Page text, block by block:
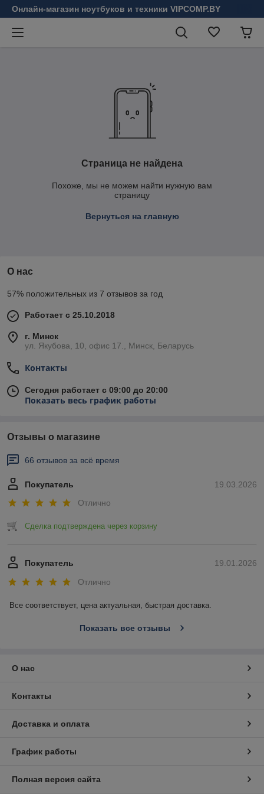
Онлайн-магазин ноутбуков и техники VIPCOMP.BY
Страница не найдена
Похоже, мы не можем найти нужную вам
страницу
Вернуться на главную
О нас
57% положительных из 7 отзывов за год
Работает с 25.10.2018
г. Минск
ул. Якубова, 10, офис 17., Минск, Беларусь
Контакты
Сегодня работает с 09:00 до 20:00
Показать весь график работы
Отзывы о магазине
66 отзывов за всё время
19.03.2026
Покупатель
Отлично
Сделка подтверждена через корзину
19.01.2026
Покупатель
Отлично
Все соответствует, цена актуальная, быстрая доставка.
Показать все отзывы
О нас
Контакты
Доставка и оплата
График работы
Полная версия сайта